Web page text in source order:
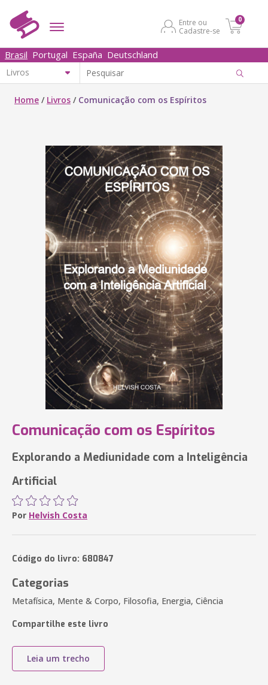
Entre ou
Cadastre-se
0
Brasil Portugal España Deutschland
Home / Livros / Comunicação com os Espíritos
Comunicação com os Espíritos
Explorando a Mediunidade com a Inteligência
Artificial
Por Helvish Costa
Código do livro: 680847
Categorias
Metafísica, Mente & Corpo, Filosofia, Energia, Ciência
Compartilhe este livro
Leia um trecho